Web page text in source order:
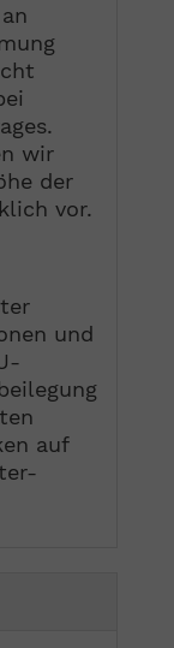
wir
der
vor.
und
auf